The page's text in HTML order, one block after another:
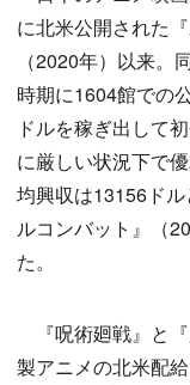
に北米公開された
（2020年）以来。
時期に1604館での
ドルを稼ぎ出して
に厳しい状況下で
均興収は13156ド
ルコンバット』（
た。
『呪術廻戦』と
製アニメの北米配